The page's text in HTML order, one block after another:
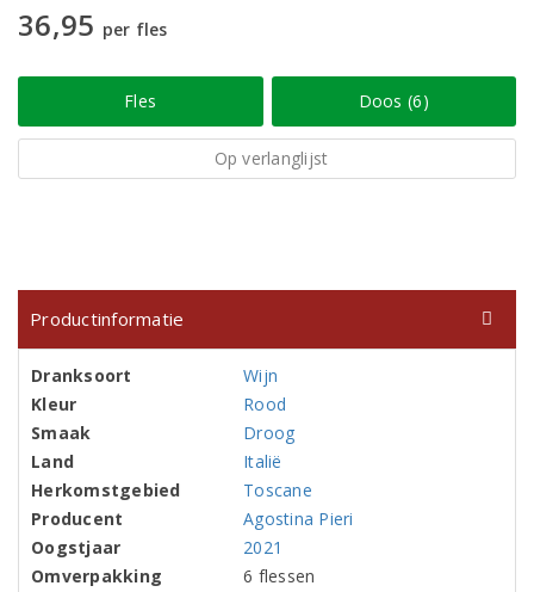
36,95 per fles
Fles Doos (6)
Op verlanglijst
Productinformatie
Dranksoort
Wijn
Kleur
Rood
Smaak
Droog
Land
Italië
Herkomstgebied
Toscane
Producent
Agostina Pieri
Oogstjaar
2021
Omverpakking
6 flessen